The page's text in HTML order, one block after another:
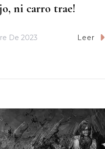
ni carro trae!
De 2023 Leer